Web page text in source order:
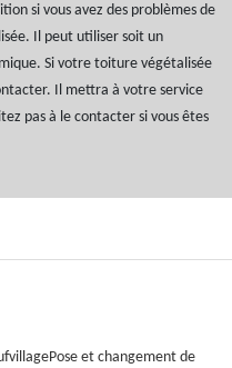
si vous avez des problèmes de
Il peut utiliser soit un
Si votre toiture végétalisée
Il mettra à votre service
pas à le contacter si vous êtes
Pose et changement de